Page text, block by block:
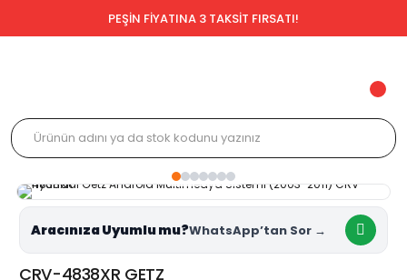
PEŞİN FİYATINA 3 TAKSİT FIRSATI!
Aracınıza Uyumlu mu?
CRV-4838XR GETZ